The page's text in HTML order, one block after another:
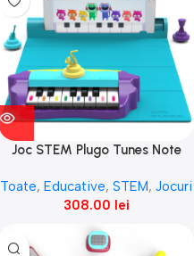
Joc STEM Plugo Tunes Note
Toate, Educative, STEM, Jocuri
308.00 lei